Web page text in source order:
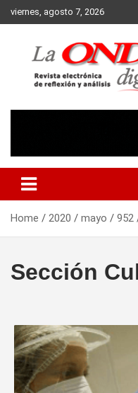
Skip
to
viernes, agosto 7, 2026
Home 2020 mayo 952